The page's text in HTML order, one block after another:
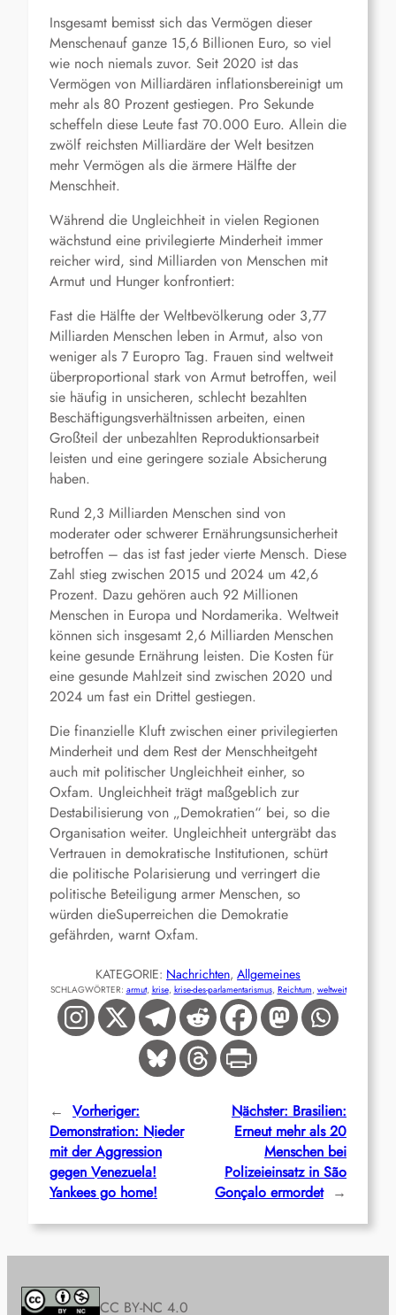
Insgesamt bemisst sich das Vermögen dieser
Menschenauf ganze 15,6 Billionen Euro, so viel
wie noch niemals zuvor. Seit 2020 ist das
Vermögen von Milliardären inflationsbereinigt um
mehr als 80 Prozent gestiegen. Pro Sekunde
scheffeln diese Leute fast 70.000 Euro. Allein die
zwölf reichsten Milliardäre der Welt besitzen
mehr Vermögen als die ärmere Hälfte der
Menschheit.
Während die Ungleichheit in vielen Regionen
wächstund eine privilegierte Minderheit immer
reicher wird, sind Milliarden von Menschen mit
Armut und Hunger konfrontiert:
Fast die Hälfte der Weltbevölkerung oder 3,77
Milliarden Menschen leben in Armut, also von
weniger als 7 Europro Tag. Frauen sind weltweit
überproportional stark von Armut betroffen, weil
sie häufig in unsicheren, schlecht bezahlten
Beschäftigungsverhältnissen arbeiten, einen
Großteil der unbezahlten Reproduktionsarbeit
leisten und eine geringere soziale Absicherung
haben.
Rund 2,3 Milliarden Menschen sind von
moderater oder schwerer Ernährungsunsicherheit
betroffen – das ist fast jeder vierte Mensch. Diese
Zahl stieg zwischen 2015 und 2024 um 42,6
Prozent. Dazu gehören auch 92 Millionen
Menschen in Europa und Nordamerika. Weltweit
können sich insgesamt 2,6 Milliarden Menschen
keine gesunde Ernährung leisten. Die Kosten für
eine gesunde Mahlzeit sind zwischen 2020 und
2024 um fast ein Drittel gestiegen.
Die finanzielle Kluft zwischen einer privilegierten
Minderheit und dem Rest der Menschheitgeht
auch mit politischer Ungleichheit einher, so
Oxfam. Ungleichheit trägt maßgeblich zur
Destabilisierung von „Demokratien“ bei, so die
Organisation weiter. Ungleichheit untergräbt das
Vertrauen in demokratische Institutionen, schürt
die politische Polarisierung und verringert die
politische Beteiligung armer Menschen, so
würden dieSuperreichen die Demokratie
gefährden, warnt Oxfam.
KATEGORIE: Nachrichten, Allgemeines
SCHLAGWÖRTER: armut, krise, krise-des-parlamentarismus, Reichtum, weltweit
← Vorheriger:
Demonstration: Nieder
mit der Aggression
gegen Venezuela!
Yankees go home!
Nächster: Brasilien:
Erneut mehr als 20
Menschen bei
Polizeieinsatz in São
Gonçalo ermordet →
CC BY-NC 4.0